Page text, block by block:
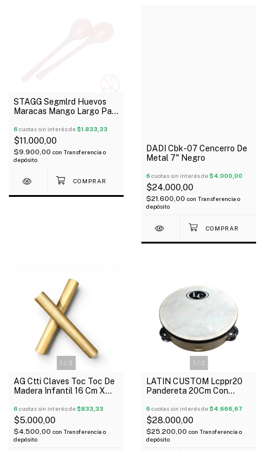
STAGG Segmlrd Huevos
Maracas Mango Largo Par
6 cuotas sin interés de$1.833,33
$11.000,00
$9.900,00 con Transferencia o
depósito
DADI Cbk-07 Cencerro De
Metal 7" Negro
6 cuotas sin interés de$4.000,00
$24.000,00
$21.600,00 con Transferencia o
depósito
1 / 3
AG Ctti Claves Toc Toc De
Madera Infantil 16 Cm X
6 cuotas sin interés de$833,33
$5.000,00
$4.500,00 con Transferencia o
depósito
1 / 2
LATIN CUSTOM Lcppr20
Pandereta 20Cm Con
6 cuotas sin interés de$4.666,67
$28.000,00
$25.200,00 con Transferencia o
depósito